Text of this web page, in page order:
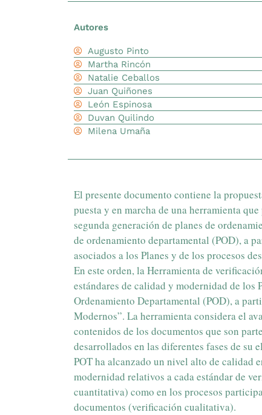
Autores
Augusto Pinto
Martha Rincón
Natalie Ceballos
Juan Quiñones
León Espinosa
Duvan Quilindo
Milena Umaña
El presente documento contiene la
puesta y en marcha de una herramienta
segunda generación de planes de
de ordenamiento departamental (POD), a
asociados a los Planes y de los procesos
En este orden, la Herramienta de
estándares de calidad y modernidad de los
Ordenamiento Departamental (POD), a
Modernos”. La herramienta considera el
contenidos de los documentos que son
desarrollados en las diferentes fases de su
POT ha alcanzado un nivel alto de calidad
modernidad relativos a cada estándar de
cuantitativa) como en los procesos
documentos (verificación cualitativa).